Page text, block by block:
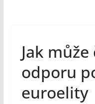
Jak
odporu
euroelity